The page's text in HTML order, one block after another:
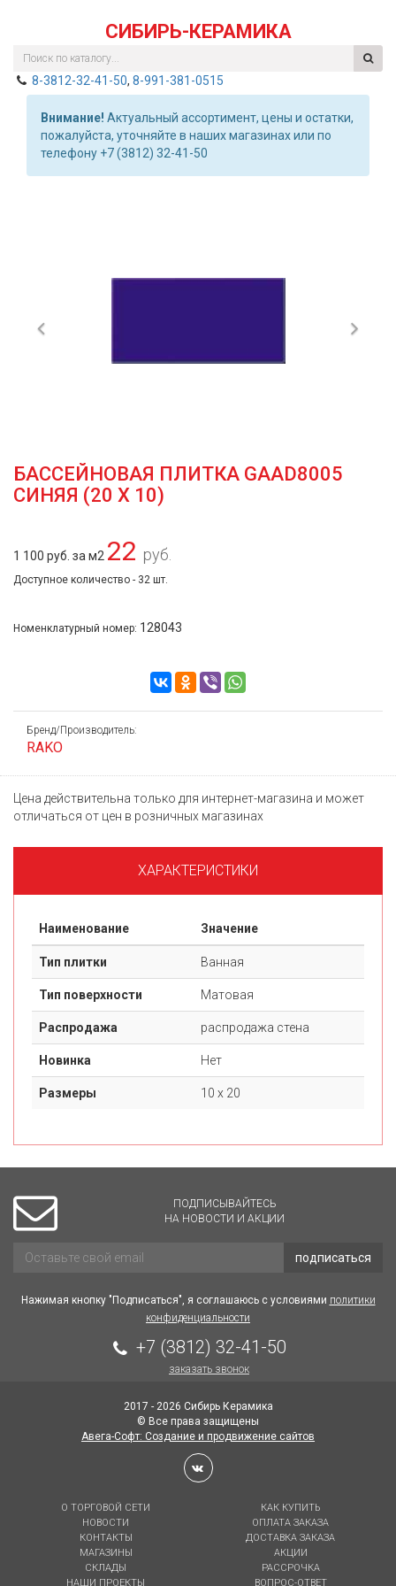
СИБИРЬ-КЕРАМИКА
8-3812-32-41-50, 8-991-381-0515
Внимание! Актуальный ассортимент, цены и остатки,
пожалуйста, уточняйте в наших магазинах или по
телефону +7 (3812) 32-41-50
Previous
БАССЕЙНОВАЯ ПЛИТКА GAAD8005
СИНЯЯ (20 Х 10)
1 100 руб. за м2 22 руб.
Доступное количество - 32 шт.
Номенклатурный номер: 128043
Бренд/Производитель:
RAKO
Цена действительна только для интернет-магазина и может
отличаться от цен в розничных магазинах
ХАРАКТЕРИСТИКИ
Наименование Значение
Тип плитки Ванная
Тип поверхности Матовая
Распродажа распродажа стена
Новинка Нет
Размеры 10 х 20
ПОДПИСЫВАЙТЕСЬ
НА НОВОСТИ И АКЦИИ
подписаться
Нажимая кнопку "Подписаться", я соглашаюсь с условиями политики
конфиденциальности
+7 (3812) 32-41-50
заказать звонок
2017 - 2026 Сибирь Керамика
© Все права защищены
Авега-Софт: Создание и продвижение сайтов
О ТОРГОВОЙ СЕТИ
НОВОСТИ
КОНТАКТЫ
МАГАЗИНЫ
СКЛАДЫ
НАШИ ПРОЕКТЫ
КАК КУПИТЬ
ОПЛАТА ЗАКАЗА
ДОСТАВКА ЗАКАЗА
АКЦИИ
РАССРОЧКА
ВОПРОС-ОТВЕТ